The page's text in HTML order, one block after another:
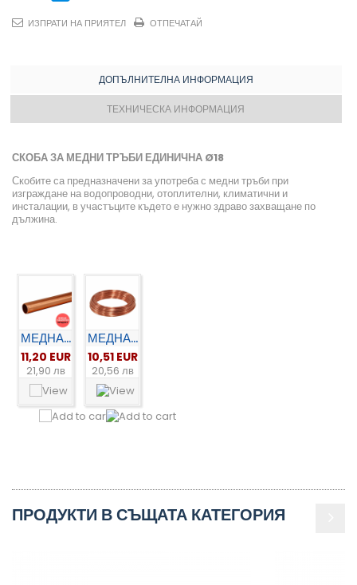
ИЗПРАТИ НА ПРИЯТЕЛ ОТПЕЧАТАЙ
ДОПЪЛНИТЕЛНА ИНФОРМАЦИЯ
ТЕХНИЧЕСКА ИНФОРМАЦИЯ
СКОБА ЗА МЕДНИ ТРЪБИ ЕДИНИЧНА Ø18
Скобите са предназначени за употреба с медни тръби при
изграждане на водопроводни, отоплителни, климатични и
инсталации, в участъците където е нужно здраво захващане по
дължина.
МЕДНА...
11,20 EUR
21,90 лв
МЕДНА...
10,51 EUR
20,56 лв
ПРОДУКТИ В СЪЩАТА КАТЕГОРИЯ